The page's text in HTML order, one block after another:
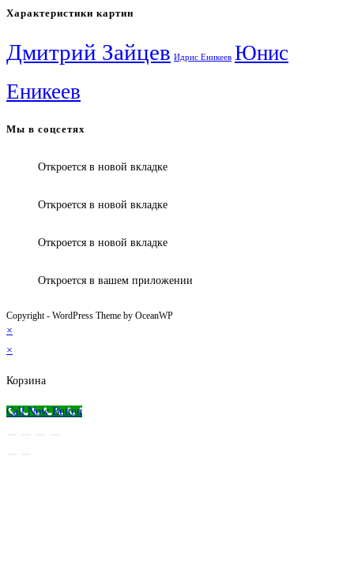
Характеристики картин
Дмитрий Зайцев Идрис Еникеев Юнис
Еникеев
Мы в соцсетях
Откроется в новой вкладке
Откроется в новой вкладке
Откроется в новой вкладке
Откроется в вашем приложении
Copyright - WordPress Theme by OceanWP
×
×
Корзина
Call Now Button